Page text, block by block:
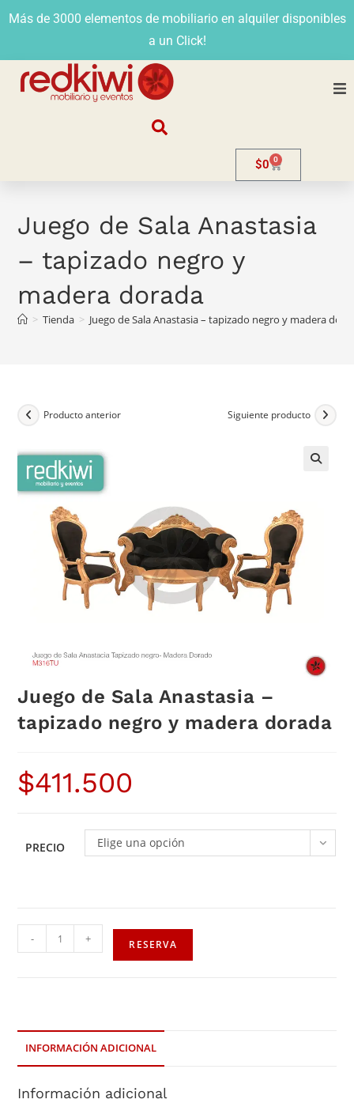
Más de 3000 elementos de mobiliario en alquiler disponibles
a un Click!
Venta
Evento
$0 0
Juego de Sala Anastasia
– tapizado negro y
madera dorada
> Tienda > Juego de Sala Anastasia – tapizado negro y madera
Producto anterior Siguiente producto
Juego de Sala Anastasia –
tapizado negro y madera dorada
$411.500
PRECIO Elige una opción
- + RESERVA
INFORMACIÓN ADICIONAL
Información adicional